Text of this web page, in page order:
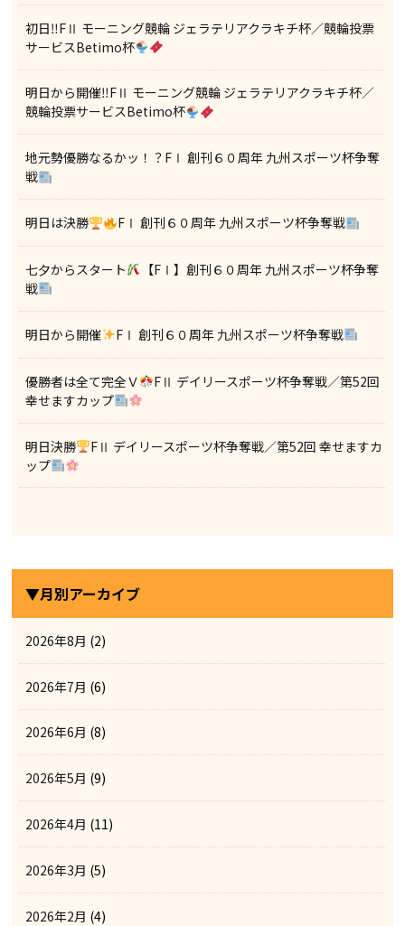
初日‼FⅡ モーニング競輪 ジェラテリアクラキチ杯／競輪投票
サービスBetimo杯
明日から開催‼FⅡ モーニング競輪 ジェラテリアクラキチ杯／
競輪投票サービスBetimo杯
地元勢優勝なるかッ！？FⅠ 創刊６０周年 九州スポーツ杯争奪
戦
明日は決勝 FⅠ 創刊６０周年 九州スポーツ杯争奪戦
七夕からスタート
【FⅠ】創刊６０周年 九州スポーツ杯争奪
戦
明日から開催 FⅠ 創刊６０周年 九州スポーツ杯争奪戦
優勝者は全て完全Ｖ
FⅡ デイリースポーツ杯争奪戦／第52回
幸せますカップ
明日決勝
FⅡ デイリースポーツ杯争奪戦／第52回 幸せますカ
ップ
▼月別アーカイブ
2026年8月 (2)
2026年7月 (6)
2026年6月 (8)
2026年5月 (9)
2026年4月 (11)
2026年3月 (5)
2026年2月 (4)